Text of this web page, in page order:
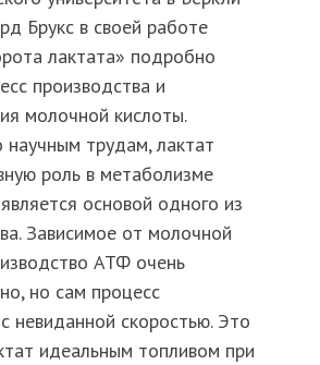
Брукс в своей работе
лактата» подробно
производства и
молочной кислоты.
научным трудам, лактат
роль в метаболизме
основой одного из
Зависимое от молочной
АТФ очень
но сам процесс
невиданной скоростью. Это
идеальным топливом при